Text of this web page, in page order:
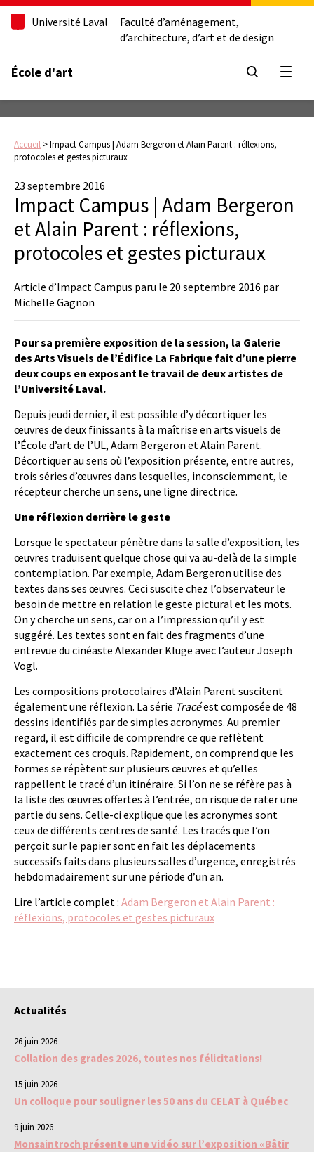
Université Laval
Faculté d’aménagement,
d’architecture, d’art et de design
École d'art
Accueil >Impact Campus | Adam Bergeron et Alain Parent : réflexions,
protocoles et gestes picturaux
23 septembre 2016
Impact Campus | Adam Bergeron
et Alain Parent : réflexions,
protocoles et gestes picturaux
Article d’Impact Campus paru le 20 septembre 2016 par
Michelle Gagnon
Pour sa première exposition de la session, la Galerie
des Arts Visuels de l’Édifice La Fabrique fait d’une pierre
deux coups en exposant le travail de deux artistes de
l’Université Laval.
Depuis jeudi dernier, il est possible d’y décortiquer les
œuvres de deux finissants à la maîtrise en arts visuels de
l’École d’art de l’UL, Adam Bergeron et Alain Parent.
Décortiquer au sens où l’exposition présente, entre autres,
trois séries d’œuvres dans lesquelles, inconsciemment, le
récepteur cherche un sens, une ligne directrice.
Une réflexion derrière le geste
Lorsque le spectateur pénètre dans la salle d’exposition, les
œuvres traduisent quelque chose qui va au-delà de la simple
contemplation. Par exemple, Adam Bergeron utilise des
textes dans ses œuvres. Ceci suscite chez l’observateur le
besoin de mettre en relation le geste pictural et les mots.
On y cherche un sens, car on a l’impression qu’il y est
suggéré. Les textes sont en fait des fragments d’une
entrevue du cinéaste Alexander Kluge avec l’auteur Joseph
Vogl.
Les compositions protocolaires d’Alain Parent suscitent
également une réflexion. La série Tracéest composée de 48
dessins identifiés par de simples acronymes. Au premier
regard, il est difficile de comprendre ce que reflètent
exactement ces croquis. Rapidement, on comprend que les
formes se répètent sur plusieurs œuvres et qu’elles
rappellent le tracé d’un itinéraire. Si l’on ne se réfère pas à
la liste des œuvres offertes à l’entrée, on risque de rater une
partie du sens. Celle-ci explique que les acronymes sont
ceux de différents centres de santé. Les tracés que l’on
perçoit sur le papier sont en fait les déplacements
successifs faits dans plusieurs salles d’urgence, enregistrés
hebdomadairement sur une période d’un an.
Lire l’article complet : Adam Bergeron et Alain Parent :
réflexions, protocoles et gestes picturaux
Actualités
26 juin 2026
Collation des grades 2026, toutes nos félicitations!
15 juin 2026
Un colloque pour souligner les 50 ans du CELAT à Québec
9 juin 2026
Monsaintroch présente une vidéo sur l’exposition «Bâtir